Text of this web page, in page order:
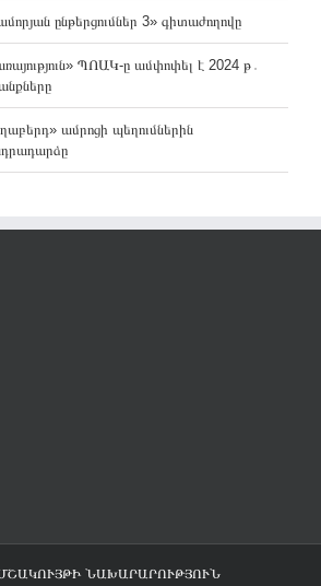
ընթերցումներ 3» գիտաժողովը
ՊՈԱԿ-ը ամփոփել է 2024 թ․
ամրոցի պեղումներին
ՄՇԱԿՈՒՅԹԻ ՆԱԽԱՐԱՐՈՒԹՅՈՒՆ